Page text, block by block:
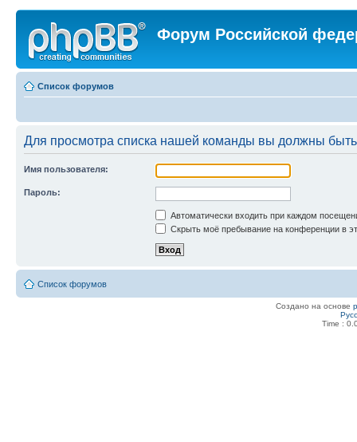
Форум Российской
Список форумов
Для просмотра списка нашей команды вы должны
Имя пользователя:
Пароль:
Автоматически входить при каждом
Скрыть моё пребывание на конференции в
Список форумов
Создано на основе
Time :